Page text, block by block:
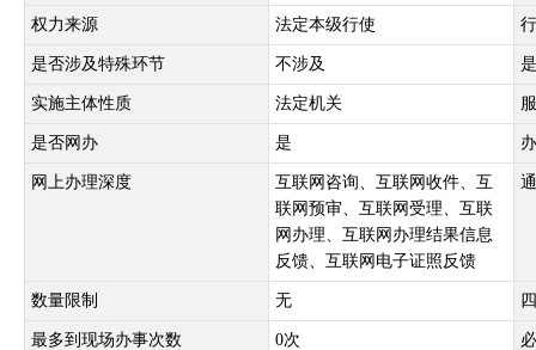
权力来源 法定本级行使
是否涉及特殊环节 不涉及
实施主体性质 法定机关
是否网办 是
网上办理深度
互联网咨询、互联网收件、互
联网预审、互联网受理、互联
网办理、互联网办理结果信息
反馈、互联网电子证照反馈
数量限制 无
最多到现场办事次数 0次